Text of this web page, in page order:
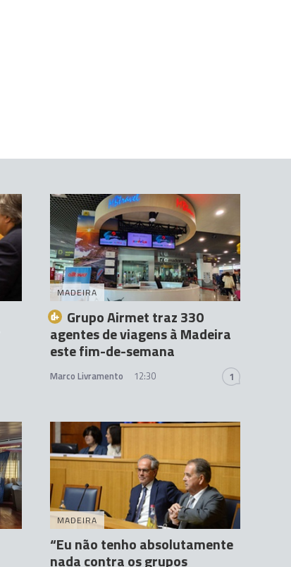
MADEIRA
Grupo Airmet traz 330
agentes de viagens à Madeira
este fim-de-semana
Marco Livramento 12:30 1
MADEIRA
“Eu não tenho absolutamente
nada contra os grupos